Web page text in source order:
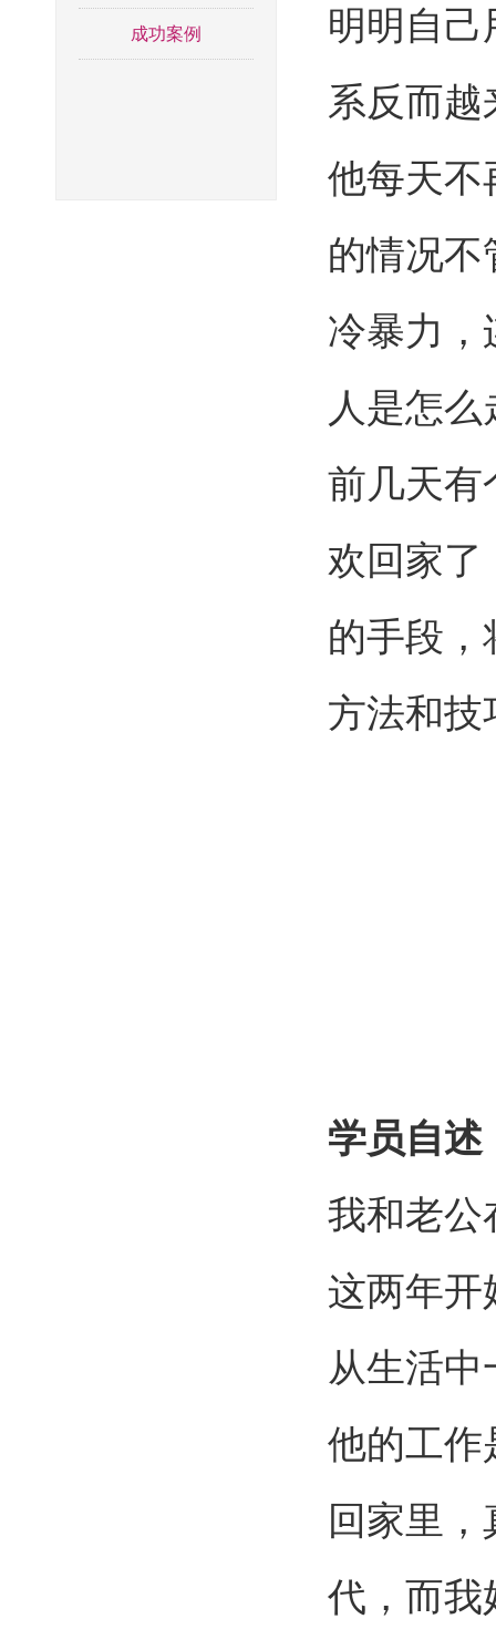
成功案例
明明自己
系反而越
他每天不
的情况不
冷暴力，
人是怎
前几天有
欢回家了
的手段，
方法和技
学员自述
我和老公
这两年开
从生活
他的工作
回家里
代，而我